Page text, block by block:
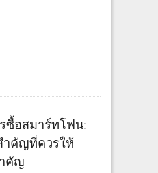
ซื้อสมาร์ทโฟน:
ำคัญที่ควรให้
คัญ